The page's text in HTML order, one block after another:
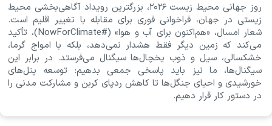
روز جهانی محیط زیست ۲۰۲۶، بزرگترین رویداد آگاهی‌بخشی محیط
زیستی در جهان، فراخوانی فوری برای مقابله با تغییر اقلیم است.
شعار امسال، «هم‌اکنون برای آب و هوا» (#NowForClimate)، تأکید
می‌کند که زمین دیگر فقط هشدار نمی‌دهد، بلکه با امواج گرما،
خشکسالی، سیل و ذوب یخچال‌ها سیگنال می‌فرستد. در برابر این
سیگنال‌ها، ما نیز باید پاسخی جمعی بدهیم: توسعه پنل‌های
خورشیدی و احیای جنگل‌ها تا کاهش ردپای کربن و مشارکت مدنی را
در دستور کار قرار دهیم.